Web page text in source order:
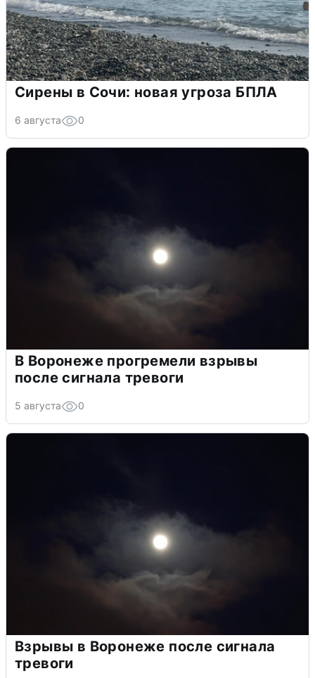
Сирены в Сочи: новая угроза БПЛА
6 августа 0
В Воронеже прогремели взрывы
после сигнала тревоги
5 августа 0
Взрывы в Воронеже после сигнала
тревоги